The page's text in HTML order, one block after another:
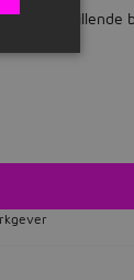
verschillende